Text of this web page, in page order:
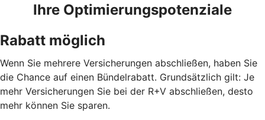
Ihre Optimierungspotenziale
Rabatt möglich
Wenn Sie mehrere Versicherungen abschließen, haben Sie
die Chance auf einen Bündelrabatt. Grundsätzlich gilt: Je
mehr Versicherungen Sie bei der R+V abschließen, desto
mehr können Sie sparen.